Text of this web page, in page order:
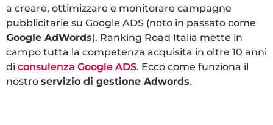
a creare, ottimizzare e monitorare campagne
pubblicitarie su Google ADS (noto in passato come
Google AdWords). Ranking Road Italia mette in
campo tutta la competenza acquisita in oltre 10 anni
di consulenza Google ADS. Ecco come funziona il
nostro servizio di gestione Adwords.